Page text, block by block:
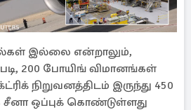
இல்லை என்றாலும்,
200 போயிங் விமானங்கள்
நிறுவனத்திடம் இருந்து 450
ஒப்புக் கொண்டுள்ளது